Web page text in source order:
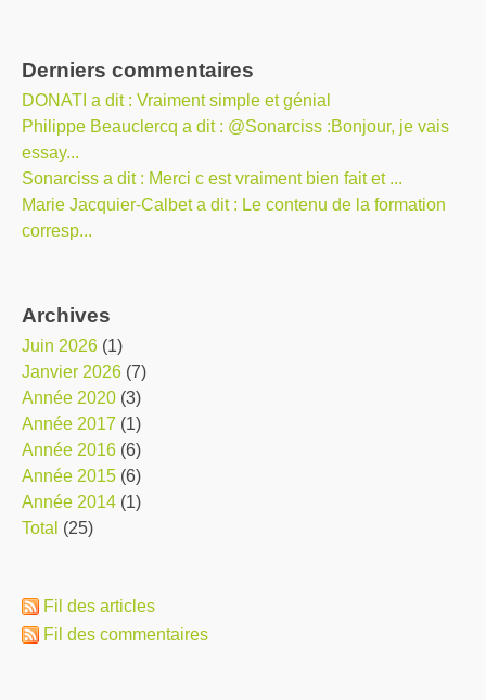
Derniers commentaires
DONATI a dit : Vraiment simple et génial
Philippe Beauclercq a dit : @Sonarciss :Bonjour, je vais
essay...
Sonarciss a dit : Merci c est vraiment bien fait et ...
Marie Jacquier-Calbet a dit : Le contenu de la formation
corresp...
Archives
juin 2026 (1)
janvier 2026 (7)
année 2020 (3)
année 2017 (1)
année 2016 (6)
année 2015 (6)
année 2014 (1)
total (25)
Fil des articles
Fil des commentaires